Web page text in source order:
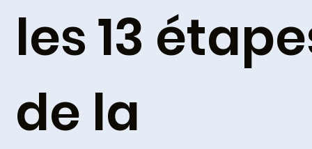
les 13
de la